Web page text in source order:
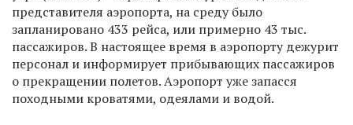
представителя аэропорта, на среду было
запланировано 433 рейса, или примерно 43 тыс.
пассажиров. В настоящее время в аэропорту дежурит
персонал и информирует прибывающих пассажиров
о прекращении полетов. Аэропорт уже запасся
походными кроватями, одеялами и водой.